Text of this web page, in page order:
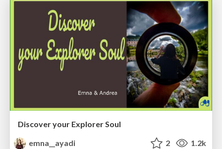
Discover your Explorer Soul
emna__ayadi
2 1.2k